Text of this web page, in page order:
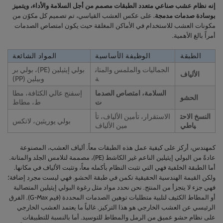
إنه نظام عشب صناعي متعدد الطبقات مصمم من أجل السلامة والأداء، ويتميز
بوسادة صدمات مدمجة. على عكس العشب القياسي، تم تصميم كل مكوّن من
مكونات العشب للاستخدام في الأماكن المغلقة حيث يكون امتصاص الصدمات
أمراً بالغ الأهمية.
الطبقة الوظيفة الأساسية المواد الشائعة
الألياف
الجماليات والملمس والمتان
ة
بولي إيثيلين (PE)، بولي بر
وبيلين (PP)
الحشو
السلامة، امتصاص الصدما
ت
إسفنج عالي الكثافة، مطا
ط، مطاط
النسخ الاحت
ياطي
الاستقرار، تأمين الألياف، تأ
مين الألياف
بولي يوريثين، لاتكس
كمهندس، أركز على كيفية عمل هذه الطبقات معاً. ألياف العشب، المصنوعة
عادةً من البولي إيثيلين الناعم غير الكاشط (PE)، مصممة لتلامس الجلد والمتانة.
أما الطبقة الخلفية فهي التي تثبت النظام بأكمله معاً، وتثبت الألياف في مكانها.
ولكن القيمة الهندسية الحقيقية تكمن في طبقة الحشو. فهي ليست مجرد إضافة؛
فهي جزء لا يتجزأ من المنتج. نحن نحدد مواد مثل رغوة البولي إيثيلين المتصالبة
أو المطاط الكثيف لتلبية متطلبات توهين الصدمات المحددة (قيم G-Max). الفرق
الرئيسي عن العشب الخارجي هو هذا التركيز. غالباً ما يعتمد العشب الخارجي
على نظام حشو عميق من الرمل والمطاط للتوسيد. أما بالنسبة للتطبيقات